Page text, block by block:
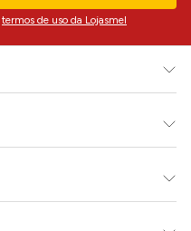
termos de uso da Lojasmel